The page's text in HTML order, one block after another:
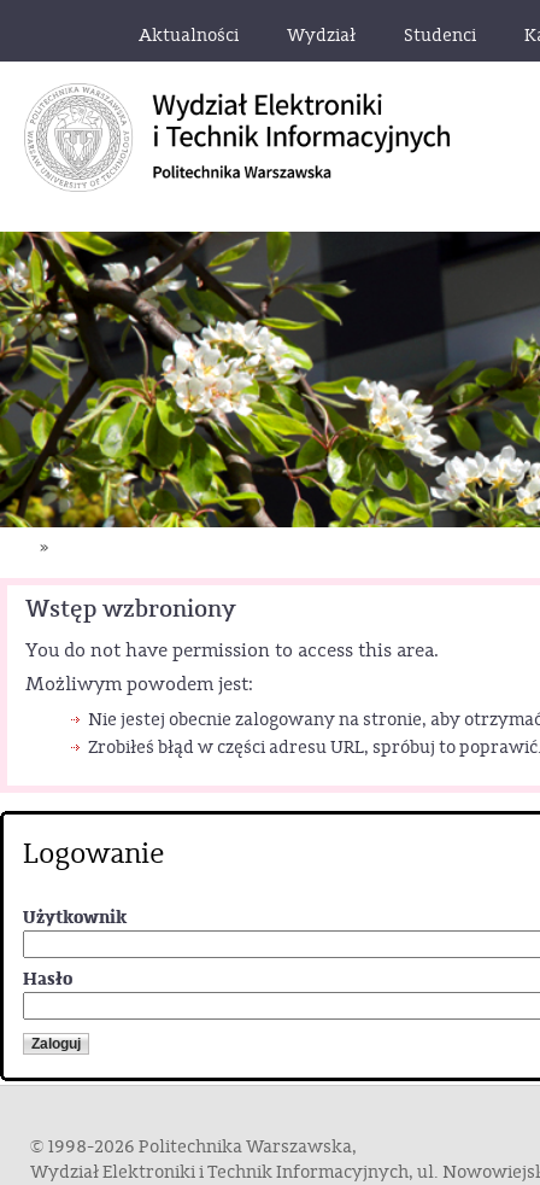
Aktualności Wydział Studenci
»
Wstęp wzbroniony
You do not have permission to access this area.
Możliwym powodem jest:
Nie jestej obecnie zalogowany na stronie, aby
Zrobiłeś błąd w części adresu URL, spróbuj to
Logowanie
Użytkownik
Hasło
© 1998-2026 Politechnika Warszawska,
Wydział Elektroniki i Technik Informacyjnych, ul.